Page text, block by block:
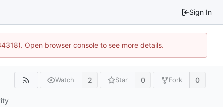
Sign In
Open browser console to see more details.
Watch 2 Star 0 Fork 0